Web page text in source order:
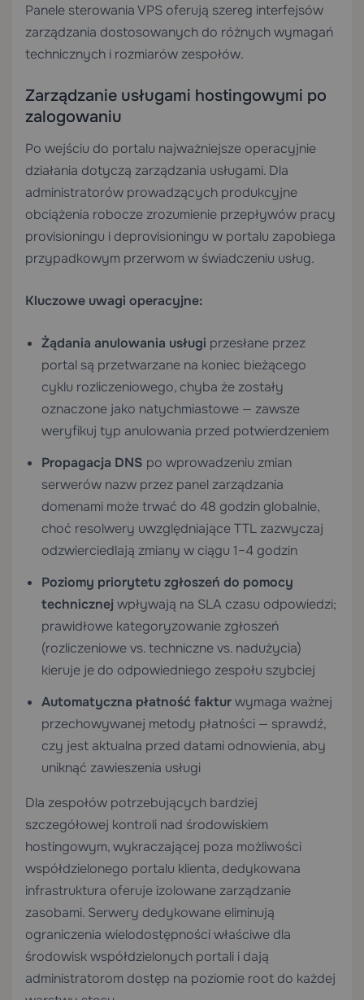
Panele sterowania VPS oferują szereg interfejsów
zarządzania dostosowanych do różnych wymagań
technicznych i rozmiarów zespołów.
Zarządzanie usługami hostingowymi po
zalogowaniu
Po wejściu do portalu najważniejsze operacyjnie
działania dotyczą zarządzania usługami. Dla
administratorów prowadzących produkcyjne
obciążenia robocze zrozumienie przepływów pracy
provisioningu i deprovisioningu w portalu zapobiega
przypadkowym przerwom w świadczeniu usług.
Kluczowe uwagi operacyjne:
Żądania anulowania usługi przesłane przez
portal są przetwarzane na koniec bieżącego
cyklu rozliczeniowego, chyba że zostały
oznaczone jako natychmiastowe — zawsze
weryfikuj typ anulowania przed potwierdzeniem
Propagacja DNS po wprowadzeniu zmian
serwerów nazw przez panel zarządzania
domenami może trwać do 48 godzin globalnie,
choć resolwery uwzględniające TTL zazwyczaj
odzwierciedlają zmiany w ciągu 1–4 godzin
Poziomy priorytetu zgłoszeń do pomocy
technicznejwpływają na SLA czasu odpowiedzi;
prawidłowe kategoryzowanie zgłoszeń
(rozliczeniowe vs. techniczne vs. nadużycia)
kieruje je do odpowiedniego zespołu szybciej
Automatyczna płatność fakturwymaga ważnej
przechowywanej metody płatności — sprawdź,
czy jest aktualna przed datami odnowienia, aby
uniknąć zawieszenia usługi
Dla zespołów potrzebujących bardziej
szczegółowej kontroli nad środowiskiem
hostingowym, wykraczającej poza możliwości
współdzielonego portalu klienta, dedykowana
infrastruktura oferuje izolowane zarządzanie
zasobami. Serwery dedykowane eliminują
ograniczenia wielodostępności właściwe dla
środowisk współdzielonych portali i dają
administratorom dostęp na poziomie root do każdej